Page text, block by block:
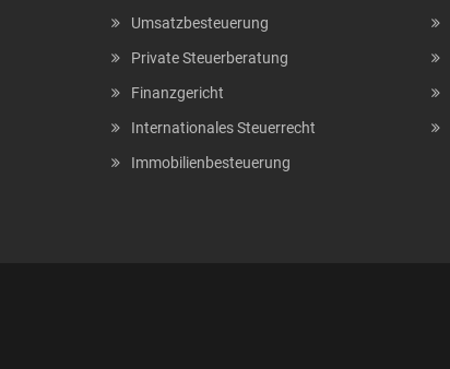
Umsatzbesteuerung
Private Steuerberatung
Finanzgericht
Internationales Steuerrecht
Immobilienbesteuerung